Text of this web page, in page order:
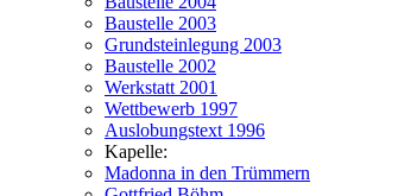
Baustelle 2003
Grundsteinlegung 2003
Baustelle 2002
Werkstatt 2001
Wettbewerb 1997
Auslobungstext 1996
Kapelle:
Madonna in den Trümmern